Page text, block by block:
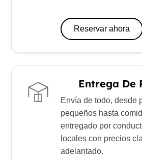
Reservar ahora
Entrega De
Envía de todo, desde
pequeños hasta
entregado por
locales con precios
adelantado.